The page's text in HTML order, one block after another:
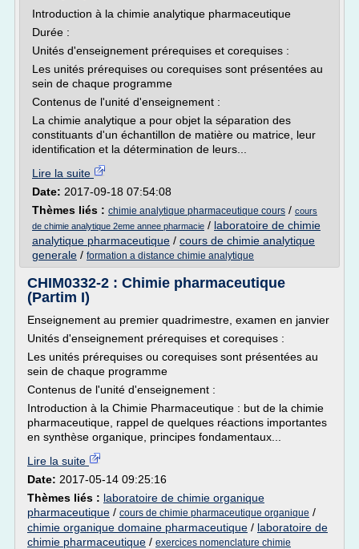
Introduction à la chimie analytique pharmaceutique
Durée :
Unités d'enseignement prérequises et corequises :
Les unités prérequises ou corequises sont présentées au
sein de chaque programme
Contenus de l'unité d'enseignement :
La chimie analytique a pour objet la séparation des
constituants d'un échantillon de matière ou matrice, leur
identification et la détermination de leurs...
Lire la suite
Date: 2017-09-18 07:54:08
Thèmes liés : chimie analytique pharmaceutique cours / cours
de chimie analytique 2eme annee pharmacie / laboratoire de chimie
analytique pharmaceutique / cours de chimie analytique
generale / formation a distance chimie analytique
CHIM0332-2 : Chimie pharmaceutique
(Partim I)
Enseignement au premier quadrimestre, examen en janvier
Unités d'enseignement prérequises et corequises :
Les unités prérequises ou corequises sont présentées au
sein de chaque programme
Contenus de l'unité d'enseignement :
Introduction à la Chimie Pharmaceutique : but de la chimie
pharmaceutique, rappel de quelques réactions importantes
en synthèse organique, principes fondamentaux...
Lire la suite
Date: 2017-05-14 09:25:16
Thèmes liés : laboratoire de chimie organique
pharmaceutique / cours de chimie pharmaceutique organique /
chimie organique domaine pharmaceutique / laboratoire de
chimie pharmaceutique / exercices nomenclature chimie